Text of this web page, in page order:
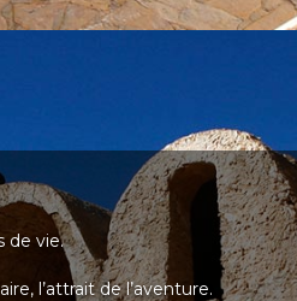
de vie.
l’attrait de l’aventure.